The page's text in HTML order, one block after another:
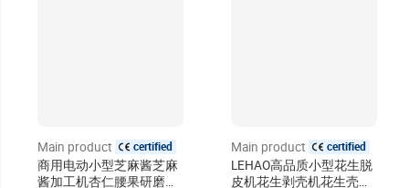
Main product
certified
商用电动小型芝麻酱芝麻
酱加工机杏仁腰果研磨胶
Main product
certified
LEHAO高品质小型花生脱
皮机花生剥壳机花生壳拆